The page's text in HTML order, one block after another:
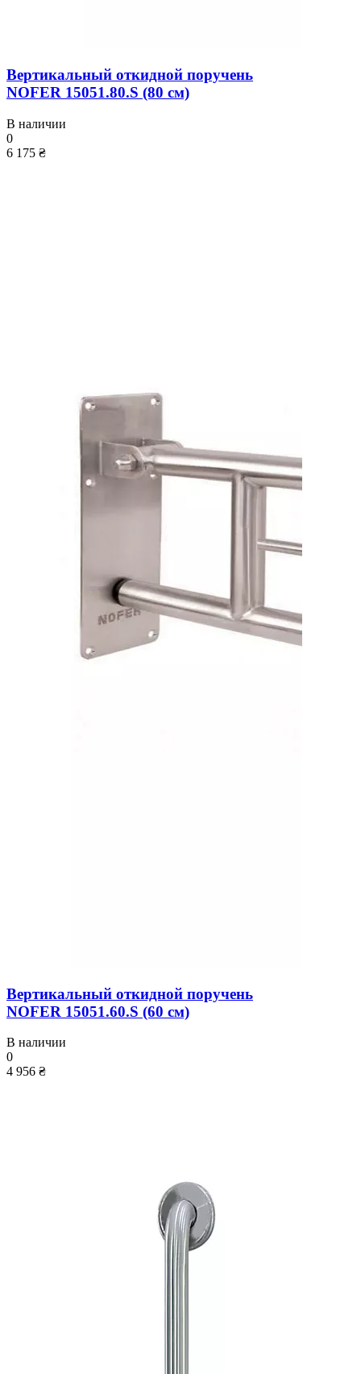
Вертикальный откидной поручень
NOFER 15051.80.S (80 см)
В наличии
0
6 175 ₴
Вертикальный откидной поручень
NOFER 15051.60.S (60 см)
В наличии
0
4 956 ₴